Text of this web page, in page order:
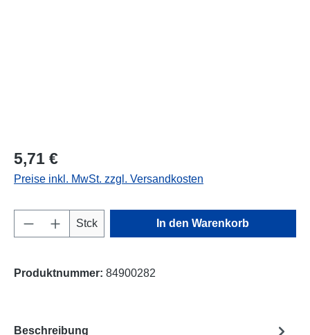
5,71 €
Preise inkl. MwSt. zzgl. Versandkosten
Produkt Anzahl: Gib den gewünschten
Stck In den Warenkorb
Produktnummer: 84900282
Beschreibung